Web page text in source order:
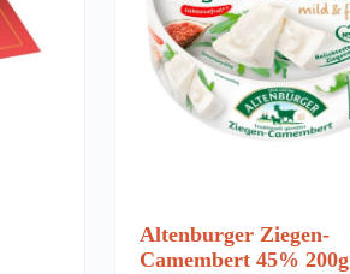
Altenburger Ziegen-
Camembert 45% 200g